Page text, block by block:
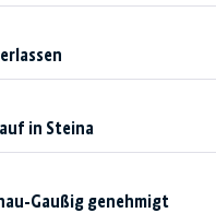
in Steina
Gaußig genehmigt